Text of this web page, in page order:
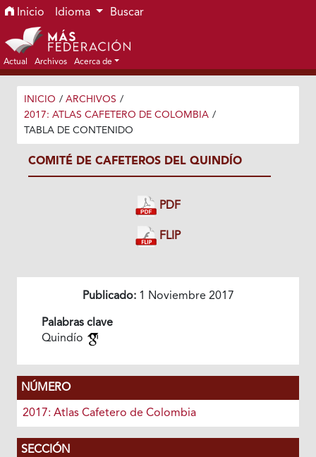
Ir al menú de navegación principal
Ir al contenido principal
Ir al pie de página del sitio
Inicio Idioma Buscar
Actual Archivos Acerca de
INICIO / ARCHIVOS /
2017: ATLAS CAFETERO DE COLOMBIA /
TABLA DE CONTENIDO
COMITÉ DE CAFETEROS DEL QUINDÍO
PDF
FLIP
Publicado:1 Noviembre 2017
Palabras clave
Quindío
NÚMERO
2017: Atlas Cafetero de Colombia
SECCIÓN